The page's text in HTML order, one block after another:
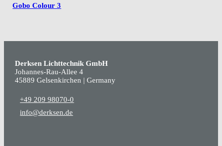
Gobo Colour 3
Derksen Lichttechnik GmbH
Johannes-Rau-Allee 4
45889 Gelsenkirchen | Germany
+49 209 98070-0
info@derksen.de